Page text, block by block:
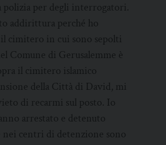
polizia per degli interrogatori.
addirittura perché ho
cimitero in cui sono sepolti
Comune di Gerusalemme è
il cimitero islamico
della Città di David, mi
di recarmi sul posto. Io
arrestato e detenuto
centri di detenzione sono